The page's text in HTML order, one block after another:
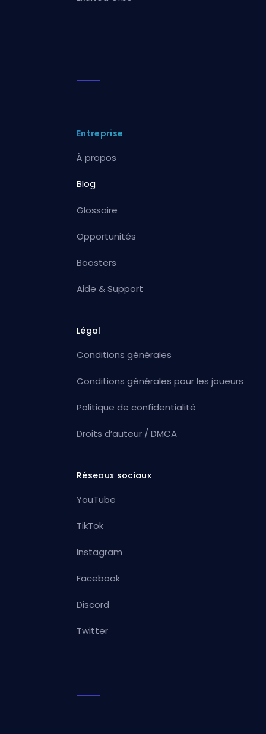
Entreprise
À propos
Blog
Glossaire
Opportunités
Boosters
Aide & Support
Légal
Conditions générales
Conditions générales pour les joueurs
Politique de confidentialité
Droits d’auteur / DMCA
Réseaux sociaux
YouTube
TikTok
Instagram
Facebook
Discord
Twitter